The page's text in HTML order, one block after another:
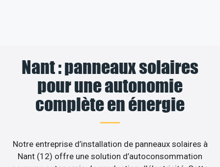
Nant : panneaux solaires
pour une autonomie
complète en énergie
Notre entreprise d’installation de panneaux solaires à
Nant (12) offre une solution d’autoconsommation